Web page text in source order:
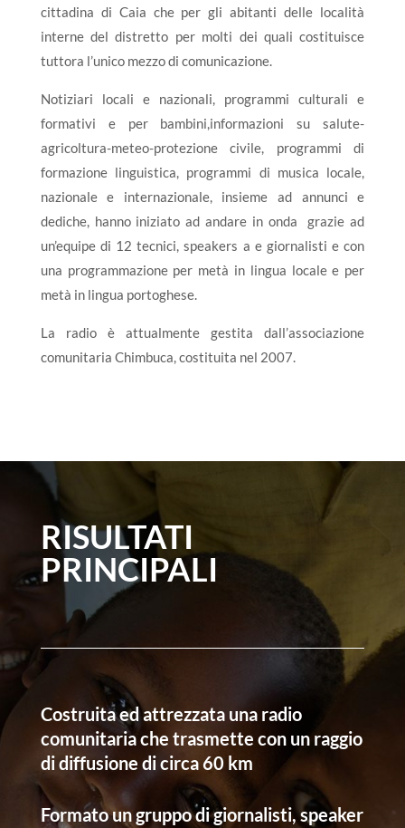
cittadina di Caia che per gli abitanti delle località
interne del distretto per molti dei quali costituisce
tuttora l’unico mezzo di comunicazione.
Notiziari locali e nazionali, programmi culturali e
formativi e per bambini,informazioni su salute-
agricoltura-meteo-protezione civile, programmi di
formazione linguistica, programmi di musica locale,
nazionale e internazionale, insieme ad annunci e
dediche, hanno iniziato ad andare in onda grazie ad
un’equipe di 12 tecnici, speakers a e giornalisti e con
una programmazione per metà in lingua locale e per
metà in lingua portoghese.
La radio è attualmente gestita dall’associazione
comunitaria Chimbuca, costituita nel 2007.
RISULTATI
PRINCIPALI
Costruita ed attrezzata una radio
comunitaria che trasmette con un raggio
di diffusione di circa 60 km
Formato un gruppo di giornalisti, speaker